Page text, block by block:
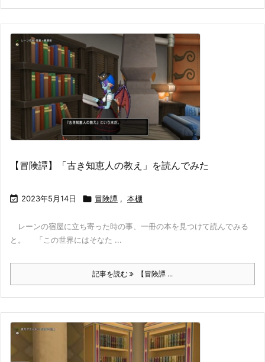
【冒険譚】「古き知恵人の教え」を読んでみた
 2023年5月14日  冒険譚 , 本棚
レーンの宿屋に立ち寄った時の事、一冊の本を見つけて読んでみる
と。 「この世界にはそなた ...
記事を読む 【冒険譚 ...